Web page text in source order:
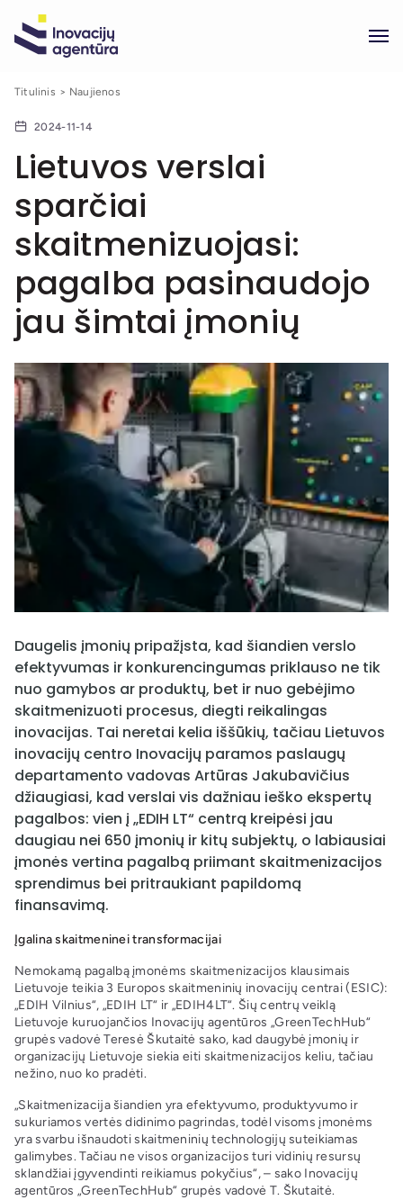
Titulinis Naujienos
2024-11-14
Lietuvos verslai
sparčiai
skaitmenizuojasi:
pagalba pasinaudojo
jau šimtai įmonių
Daugelis įmonių pripažįsta, kad šiandien verslo
efektyvumas ir konkurencingumas priklauso ne tik
nuo gamybos ar produktų, bet ir nuo gebėjimo
skaitmenizuoti procesus, diegti reikalingas
inovacijas. Tai neretai kelia iššūkių, tačiau Lietuvos
inovacijų centro Inovacijų paramos paslaugų
departamento vadovas Artūras Jakubavičius
džiaugiasi, kad verslai vis dažniau ieško ekspertų
pagalbos: vien į „EDIH LT“ centrą kreipėsi jau
daugiau nei 650 įmonių ir kitų subjektų, o labiausiai
įmonės vertina pagalbą priimant skaitmenizacijos
sprendimus bei pritraukiant papildomą
finansavimą.
Įgalina skaitmeninei transformacijai
Nemokamą pagalbą įmonėms skaitmenizacijos klausimais
Lietuvoje teikia 3 Europos skaitmeninių inovacijų centrai (ESIC):
„EDIH Vilnius“, „EDIH LT“ ir „EDIH4LT“. Šių centrų veiklą
Lietuvoje kuruojančios Inovacijų agentūros „GreenTechHub“
grupės vadovė Teresė Škutaitė sako, kad daugybė įmonių ir
organizacijų Lietuvoje siekia eiti skaitmenizacijos keliu, tačiau
nežino, nuo ko pradėti.
„Skaitmenizacija šiandien yra efektyvumo, produktyvumo ir
sukuriamos vertės didinimo pagrindas, todėl visoms įmonėms
yra svarbu išnaudoti skaitmeninių technologijų suteikiamas
galimybes. Tačiau ne visos organizacijos turi vidinių resursų
sklandžiai įgyvendinti reikiamus pokyčius“, – sako Inovacijų
agentūros „GreenTechHub“ grupės vadovė T. Škutaitė.